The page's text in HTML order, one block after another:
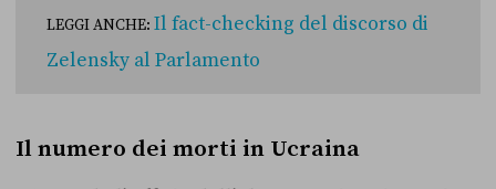
LEGGI ANCHE: Il fact-checking del discorso di
Zelensky al Parlamento
Il numero dei morti in Ucraina